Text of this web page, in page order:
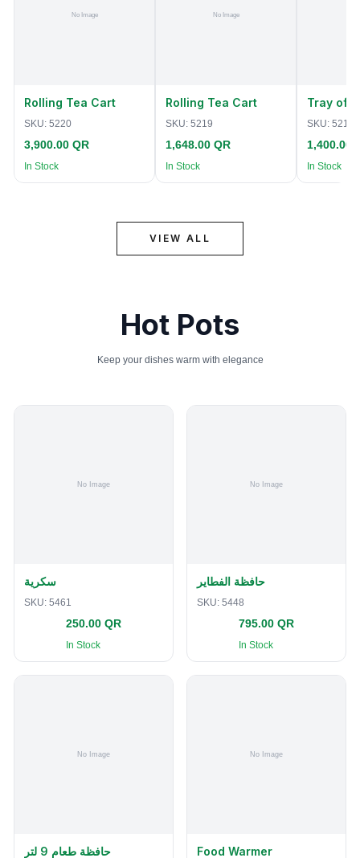
Rolling Tea Cart
SKU: 5220
3,900.00 QR
In Stock
Rolling Tea Cart
SKU: 5219
1,648.00 QR
In Stock
Tray of
SKU: 5218
1,400.00
In Stock
VIEW ALL
Hot Pots
Keep your dishes warm with elegance
سكرية
SKU: 5461
250.00 QR
In Stock
حافظة الفطاير
SKU: 5448
795.00 QR
In Stock
حافظة طعام 9 لتر Food Warmer